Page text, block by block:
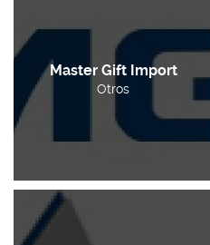
Master Gift Import
Otros